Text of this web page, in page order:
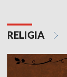
RELIGIA